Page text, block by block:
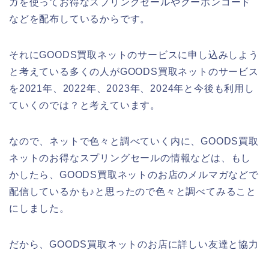
などを配布しているからです。
それにGOODS買取ネットのサービスに申し込みしよう
と考えている多くの人がGOODS買取ネットのサービス
を2021年、2022年、2023年、2024年と今後も利用し
ていくのでは？と考えています。
なので、ネットで色々と調べていく内に、GOODS買取
ネットのお得なスプリングセールの情報などは、もし
かしたら、GOODS買取ネットのお店のメルマガなどで
配信しているかも♪と思ったので色々と調べてみること
にしました。
だから、GOODS買取ネットのお店に詳しい友達と協力